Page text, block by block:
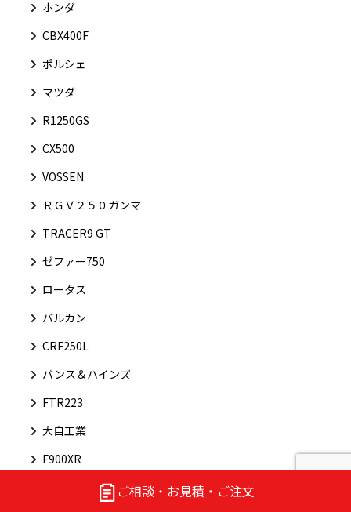
ご相談・お見積・ご注文
ホンダ
CBX400F
ポルシェ
マツダ
R1250GS
CX500
VOSSEN
ＲＧＶ２５０ガンマ
TRACER9 GT
ゼファー750
ロータス
バルカン
CRF250L
バンス＆ハインズ
FTR223
大自工業
F900XR